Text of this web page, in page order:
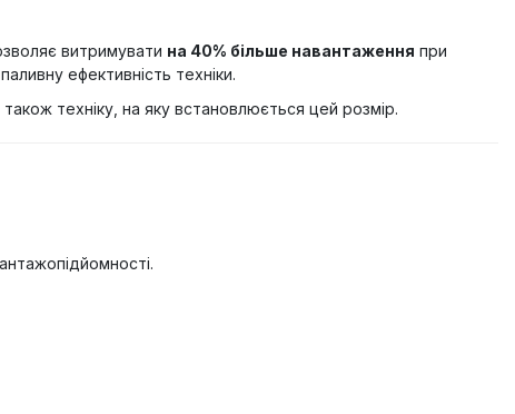
витримувати на 40% більше навантаження при
ефективність техніки.
техніку, на яку встановлюється цей розмір.